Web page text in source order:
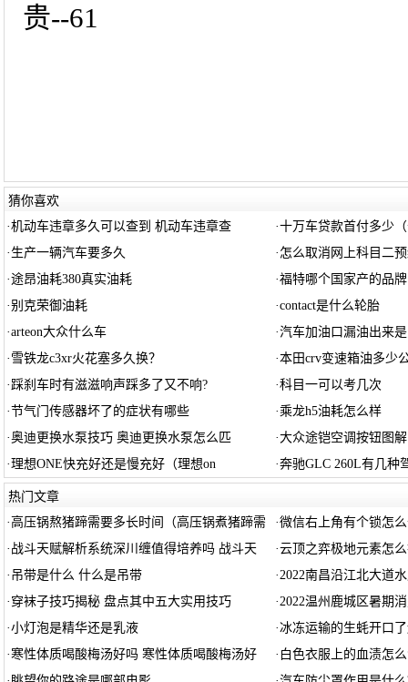
贵--61
猜你喜欢
·机动车违章多久可以查到 机动车违章查 ·十万车贷款首付多少
· 生产一辆汽车要多久 · 怎么取消网上科目二
·途昂油耗380真实油耗 ·福特哪个国家产的品牌
·别克荣御油耗 ·contact是什么轮胎
·arteon大众什么车 ·汽车加油口漏油出来
· 雪铁龙c3xr火花塞多久换？ ·本田crv变速箱油多少
· 踩刹车时有滋滋响声踩多了又不响? ·科目一可以考几次
·节气门传感器坏了的症状有哪些 · 乘龙h5油耗怎么样
·奥迪更换水泵技巧 奥迪更换水泵怎么匹 ·大众途铠空调按钮图解
·理想ONE快充好还是慢充好（理想on ·奔驰GLC 260L有几种
热门文章
· 高压锅熬猪蹄需要多长时间（高压锅煮猪蹄需 ·微信右上角有个锁怎
· 战斗天赋解析系统深川缠值得培养吗 战斗天 ·云顶之弈极地元素怎
· 吊带是什么 什么是吊带 ·2022南昌沿江北大道
· 穿袜子技巧揭秘 盘点其中五大实用技巧 ·2022温州鹿城区暑期
·小灯泡是精华还是乳液 ·冰冻运输的生蚝开口
·寒性体质喝酸梅汤好吗 寒性体质喝酸梅汤好 · 白色衣服上的血渍怎